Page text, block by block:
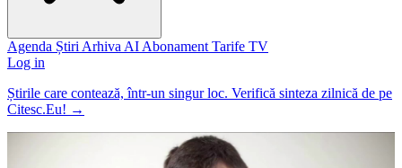
Agenda Știri Arhiva AI Abonament Tarife TV
Log in
Știrile care contează, într-un singur loc. Verifică sinteza zilnică de pe
Citesc.Eu! →